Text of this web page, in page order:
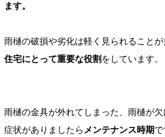
ます。
雨樋の破損や劣化は軽く見られることが
住宅にとって重要な役割 をしています。
雨樋の金具が外れてしまった、雨樋が
症状がありましたら メンテナンス時期で